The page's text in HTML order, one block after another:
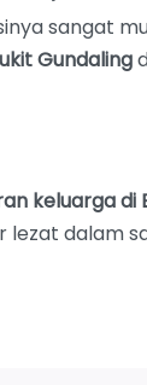
sangat
Gundaling
keluarga di
lezat dalam